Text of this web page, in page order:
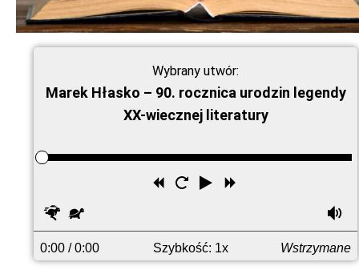
Wybrany utwór:
Marek Hłasko – 90. rocznica urodzin legendy
XX-wiecznej literatury
Odtwórz
Uruchom
Przewiń
przodu
Szybciej
0:00 / 0:00 Szybkość: 1x Wstrzymane